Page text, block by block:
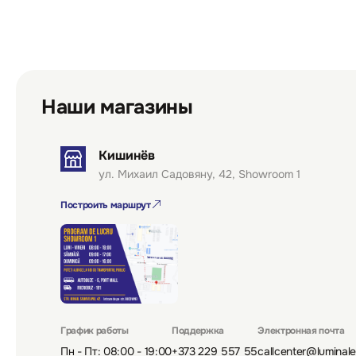
Наши магазины
Кишинёв
ул. Михаил Садовяну, 42, Showroom 1
Построить маршрут
График работы
Пн - Пт: 08:00 - 19:00
Поддержка
+373 229 557 55
Электронная почта